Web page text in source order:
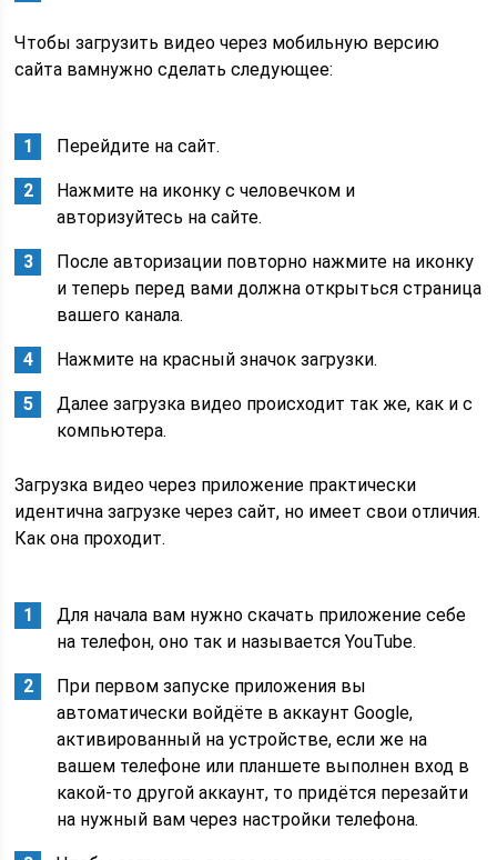
Чтобы загрузить видео через мобильную версию
сайта вамнужно сделать следующее:
Перейдите на сайт.
Нажмите на иконку с человечком и
авторизуйтесь на сайте.
После авторизации повторно нажмите на иконку
и теперь перед вами должна открыться страница
вашего канала.
Нажмите на красный значок загрузки.
Далее загрузка видео происходит так же, как и с
компьютера.
Загрузка видео через приложение практически
идентична загрузке через сайт, но имеет свои отличия.
Как она проходит.
Для начала вам нужно скачать приложение себе
на телефон, оно так и называется YouTube.
При первом запуске приложения вы
автоматически войдёте в аккаунт Google,
активированный на устройстве, если же на
вашем телефоне или планшете выполнен вход в
какой-то другой аккаунт, то придётся перезайти
на нужный вам через настройки телефона.